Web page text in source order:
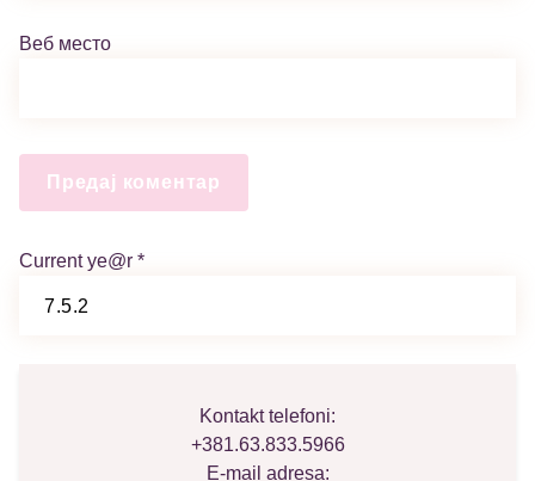
Веб место
Current ye@r *
Kontakt telefoni:
+381.63.833.5966
E-mail adresa: